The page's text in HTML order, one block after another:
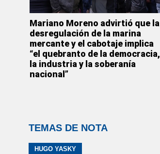
Mariano Moreno advirtió que la
desregulación de la marina
mercante y el cabotaje implica
“el quebranto de la democracia,
la industria y la soberanía
nacional”
TEMAS DE NOTA
HUGO YASKY